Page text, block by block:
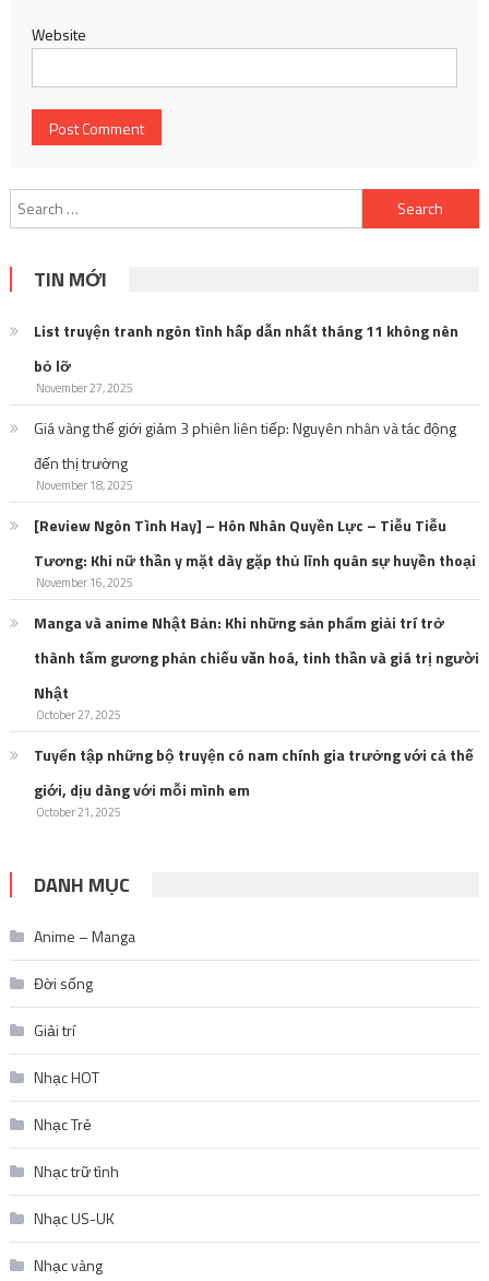
Website
Search
for:
TIN MỚI
List truyện tranh ngôn tình hấp dẫn nhất tháng 11 không nên
bỏ lỡ
November 27, 2025
Giá vàng thế giới giảm 3 phiên liên tiếp: Nguyên nhân và tác động
đến thị trường
November 18, 2025
[Review Ngôn Tình Hay] – Hôn Nhân Quyền Lực – Tiễu Tiễu
Tương: Khi nữ thần y mặt dày gặp thủ lĩnh quân sự huyền thoại
November 16, 2025
Manga và anime Nhật Bản: Khi những sản phẩm giải trí trở
thành tấm gương phản chiếu văn hoá, tinh thần và giá trị người
Nhật
October 27, 2025
Tuyển tập những bộ truyện có nam chính gia trưởng với cả thế
giới, dịu dàng với mỗi mình em
October 21, 2025
DANH MỤC
Anime – Manga
Đời sống
Giải trí
Nhạc HOT
Nhạc Trẻ
Nhạc trữ tình
Nhạc US-UK
Nhạc vàng